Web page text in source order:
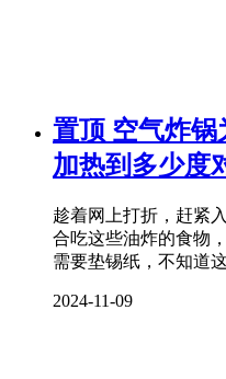
置顶 空气炸锅
加热到多少度
趁着网上打折，赶紧
合吃这些油炸的食物
需要垫锡纸，不知道
2024-11-09